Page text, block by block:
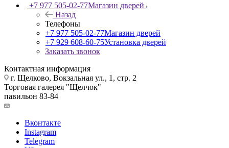
+7 977 505-02-77Магазин дверей
Назад
Телефоны
+7 977 505-02-77Магазин дверей
+7 929 608-60-75Установка дверей
Заказать звонок
Контактная информация
г. Щелково, Вокзальная ул., 1, стр. 2
Торговая галерея "Щелчок"
павильон 83-84
Вконтакте
Instagram
Telegram